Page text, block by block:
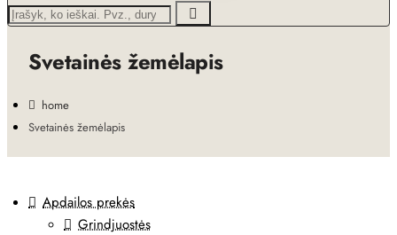
Svetainės žemėlapis
home
Svetainės žemėlapis
Apdailos prekės
Grindjuostės